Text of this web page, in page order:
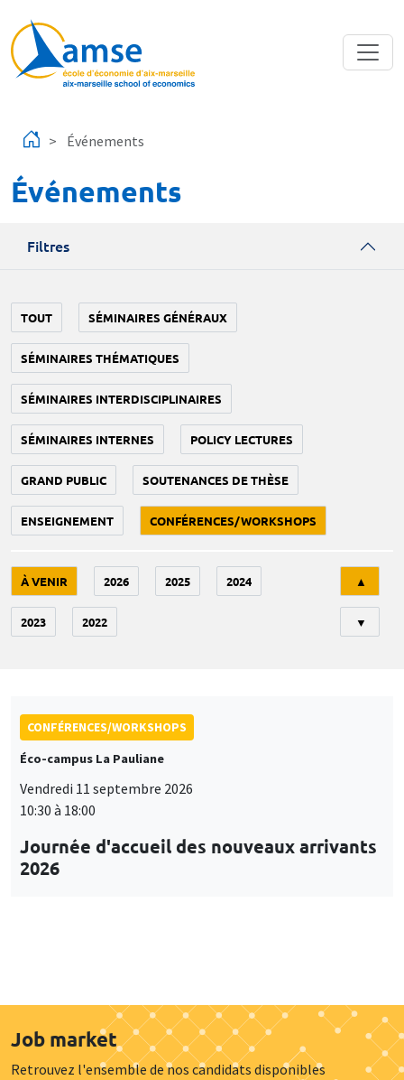
Événements
Événements
Filtres
TOUT SÉMINAIRES GÉNÉRAUX
SÉMINAIRES THÉMATIQUES
SÉMINAIRES INTERDISCIPLINAIRES
SÉMINAIRES INTERNES POLICY LECTURES
GRAND PUBLIC SOUTENANCES DE THÈSE
ENSEIGNEMENT CONFÉRENCES/WORKSHOPS
À VENIR 2026 2025 2024
2023 2022
▲
▼
CONFÉRENCES/WORKSHOPS
Éco-campus La Pauliane
Vendredi 11 septembre 2026
10:30 à 18:00
Journée d'accueil des nouveaux arrivants
2026
Job market
Retrouvez l'ensemble de nos candidats disponibles